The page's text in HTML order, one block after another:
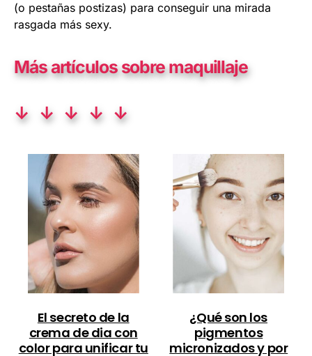
(o pestañas postizas) para conseguir una mirada
rasgada más sexy.
Más artículos sobre maquillaje
↓ ↓ ↓ ↓ ↓
El secreto de la
crema de dia con
color para unificar tu
¿Qué son los
pigmentos
micronizados y por